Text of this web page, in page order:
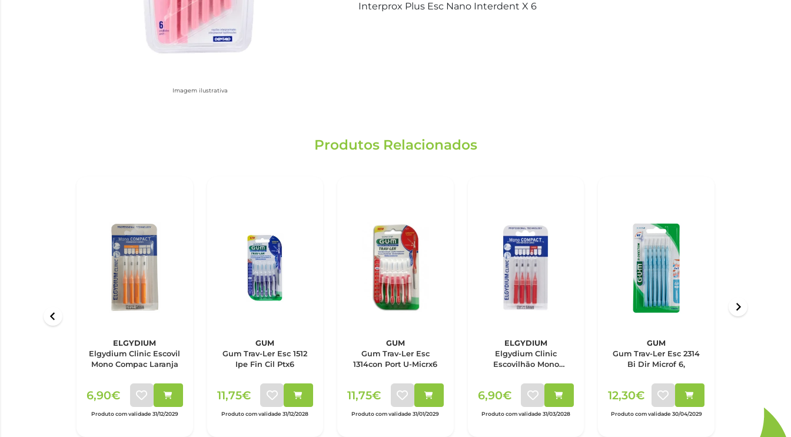
Imagem ilustrativa
Interprox Plus Esc Nano Interdent X 6
Produtos Relacionados
ELGYDIUM
Elgydium Clinic Escovil
Mono Compac Laranja
6,90€
Produto com validade 31/12/2029
GUM
Gum Trav-Ler Esc 1512
Ipe Fin Cil Ptx6
11,75€
Produto com validade 31/12/2028
GUM
Gum Trav-Ler Esc
1314con Port U-Micrx6
11,75€
Produto com validade 31/01/2029
ELGYDIUM
Elgydium Clinic
Escovilhão Mono
6,90€
Produto com validade 31/03/2028
GUM
Gum Trav-Ler Esc 2314
Bi Dir Microf 6,
12,30€
Produto com validade 30/04/2029 Produto com